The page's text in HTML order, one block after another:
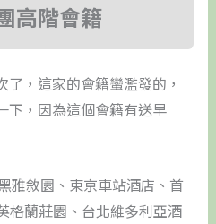
高階會籍
，這家的會籍蠻濫發的，
下，因為這個會籍有送早
雅敘園、東京車站酒店、首
蘭莊園、台北維多利亞酒